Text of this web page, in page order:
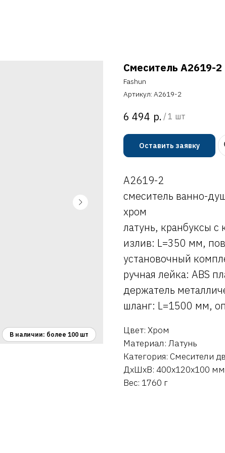
Смеситель A2619-2
Fashun
Артикул: A2619-2
6 494 р. /1 шт
Оставить заявку
A2619-2
смеситель ванно-
хром
латунь, кранбуксы
излив: L=350 мм,
установочный
ручная лейка: ABS
держатель
шланг: L=1500 мм,
Цвет: Хром
Материал: Латунь
Категория: Смесители
ДxШxВ: 400x120x100 мм
Вес: 1760 г